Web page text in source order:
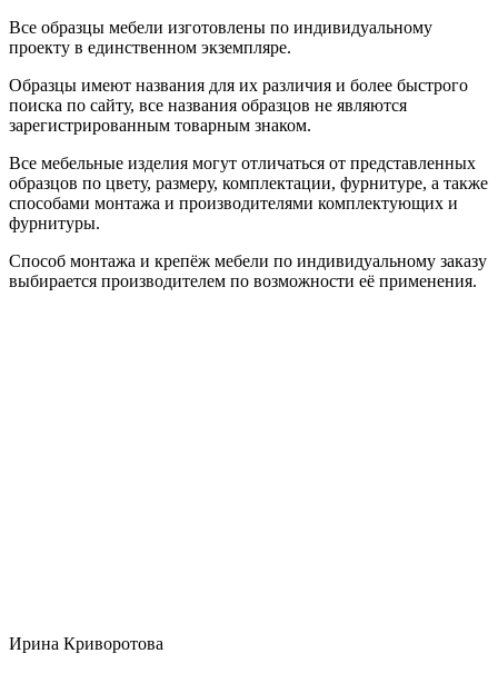
Все образцы мебели изготовлены по индивидуальному
проекту в единственном экземпляре.
Образцы имеют названия для их различия и более быстрого
поиска по сайту, все названия образцов не являются
зарегистрированным товарным знаком.
Все мебельные изделия могут отличаться от представленных
образцов по цвету, размеру, комплектации, фурнитуре, а также
способами монтажа и производителями комплектующих и
фурнитуры.
Способ монтажа и крепёж мебели по индивидуальному заказу
выбирается производителем по возможности её применения.
Ирина Криворотова